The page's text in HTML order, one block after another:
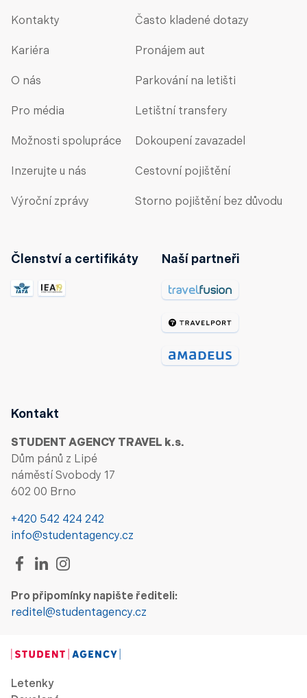
Kontakty
Kariéra
O nás
Pro média
Možnosti spolupráce
Inzerujte u nás
Výroční zprávy
Často kladené dotazy
Pronájem aut
Parkování na letišti
Letištní transfery
Dokoupení zavazadel
Cestovní pojištění
Storno pojištění bez důvodu
Členství a certifikáty Naší partneři
Kontakt
STUDENT AGENCY TRAVEL k.s.
Dům pánů z Lipé
náměstí Svobody 17
602 00 Brno
+420 542 424 242
info@studentagency.cz
Pro připomínky napište řediteli:
reditel@studentagency.cz
Letenky